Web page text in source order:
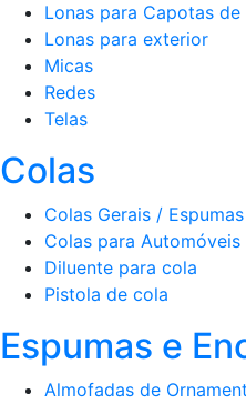
Lonas para Capotas
Lonas para exterior
Micas
Redes
Telas
Colas
Colas Gerais / Espumas
Colas para Automóveis
Diluente para cola
Pistola de cola
Espumas e
Almofadas de